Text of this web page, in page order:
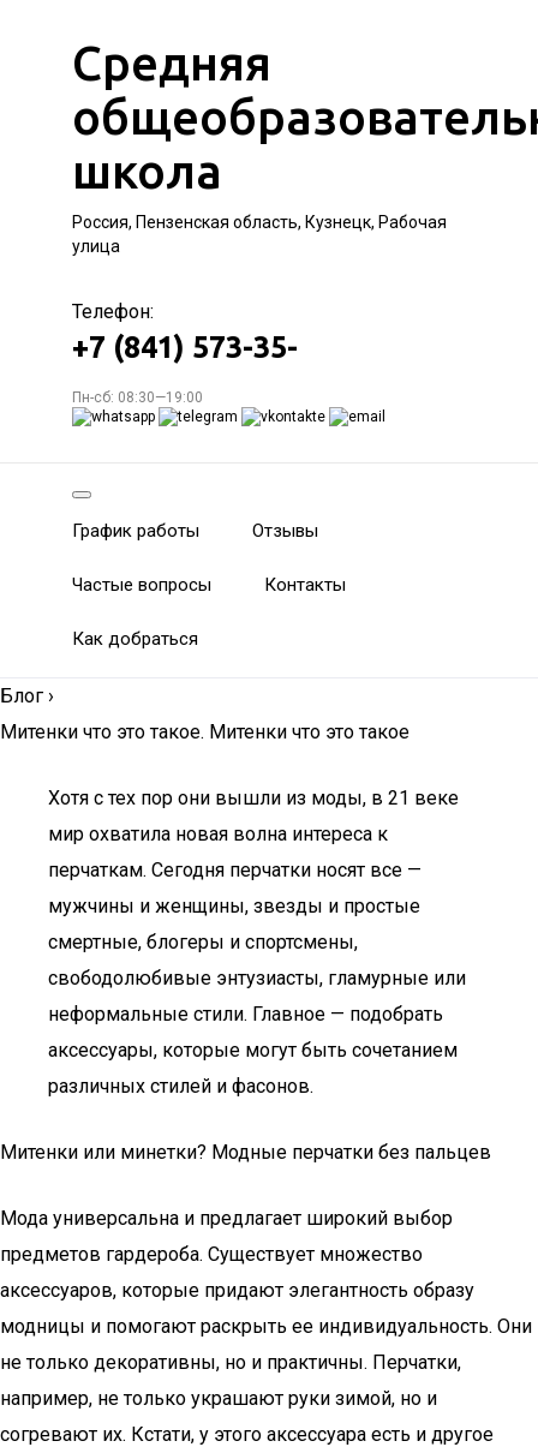
Средняя
школа
Россия, Пензенская область, Кузнецк, Рабочая
улица
Телефон:
+7 (841) 573-35-
Пн-сб: 08:30—19:00
График работы Отзывы
Частые вопросы Контакты
Как добраться
Блог ›
Митенки что это такое. Митенки что это такое
Хотя с тех пор они вышли из моды, в 21 веке
мир охватила новая волна интереса к
перчаткам. Сегодня перчатки носят все —
мужчины и женщины, звезды и простые
смертные, блогеры и спортсмены,
свободолюбивые энтузиасты, гламурные или
неформальные стили. Главное — подобрать
аксессуары, которые могут быть сочетанием
различных стилей и фасонов.
Митенки или минетки? Модные перчатки без пальцев
Мода универсальна и предлагает широкий выбор
предметов гардероба. Существует множество
аксессуаров, которые придают элегантность образу
модницы и помогают раскрыть ее индивидуальность. Они
не только декоративны, но и практичны. Перчатки,
например, не только украшают руки зимой, но и
согревают их. Кстати, у этого аксессуара есть и другое